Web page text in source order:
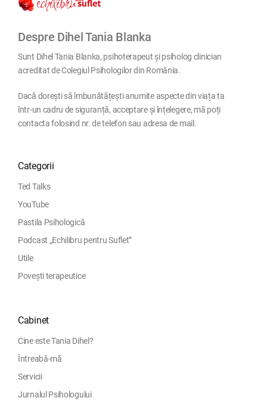
Despre Dihel Tania Blanka
Sunt Dihel Tania Blanka, psihoterapeut și psiholog clinician
acreditat de Colegiul Psihologilor din România.
Dacă dorești să îmbunătățești anumite aspecte din viața ta
într-un cadru de siguranță, acceptare și înțelegere, mă poți
contacta folosind nr. de telefon sau adresa de mail.
Categorii
Ted Talks
YouTube
Pastila Psihologică
Podcast „Echilibru pentru Suflet”
Utile
Povești terapeutice
Cabinet
Cine este Tania Dihel?
Întreabă-mă
Servicii
Jurnalul Psihologului